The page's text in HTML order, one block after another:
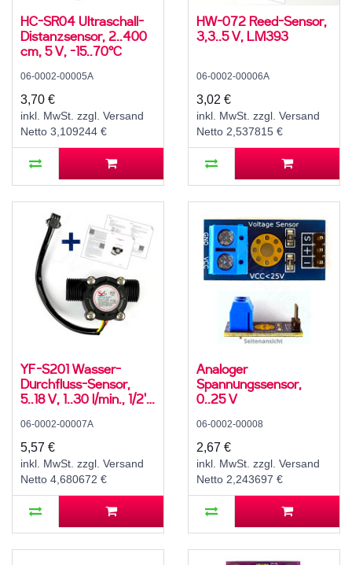
HC-SR04 Ultraschall-
Distanzsensor, 2..400
cm, 5 V, -15..70°C
06-0002-00005A
3,70 €
inkl. MwSt. zzgl. Versand
Netto 3,109244 €
HW-072 Reed-Sensor,
3,3..5 V, LM393
06-0002-00006A
3,02 €
inkl. MwSt. zzgl. Versand
Netto 2,537815 €
YF-S201 Wasser-
Durchfluss-Sensor,
5..18 V, 1..30 l/min., 1/2''
06-0002-00007A
5,57 €
inkl. MwSt. zzgl. Versand
Netto 4,680672 €
Analoger
Spannungssensor,
0..25 V
06-0002-00008
2,67 €
inkl. MwSt. zzgl. Versand
Netto 2,243697 €